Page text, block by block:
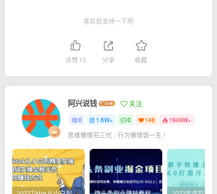
喜欢就支持一下吧
点赞 13 分享 收藏
阿兴说钱 关注
0 1.6W+ 0 148 1949W+
思维懒惰穷三代 , 行为懒惰毁一生 !